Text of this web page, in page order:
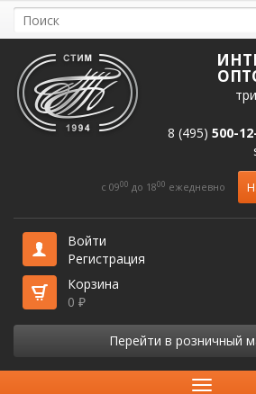
8 (495) 500-
c 0900 до 1800 ежедневно
Войти
Регистрация
Корзина
0 ₽
Перейти в розничный